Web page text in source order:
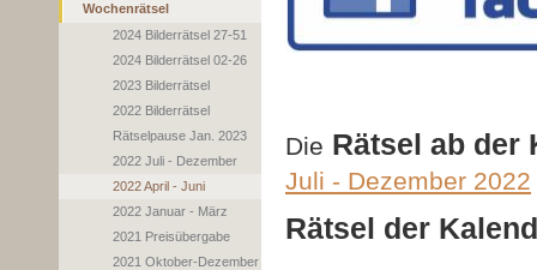
Wochenrätsel
2024 Bilderrätsel 27-51
2024 Bilderrätsel 02-26
2023 Bilderrätsel
2022 Bilderrätsel
Rätselpause Jan. 2023
2022 Juli - Dezember
2022 April - Juni
2022 Januar - März
2021 Preisübergabe
2021 Oktober-Dezember
Die Rätsel ab der
Juli - Dezember 2022
Rätsel der